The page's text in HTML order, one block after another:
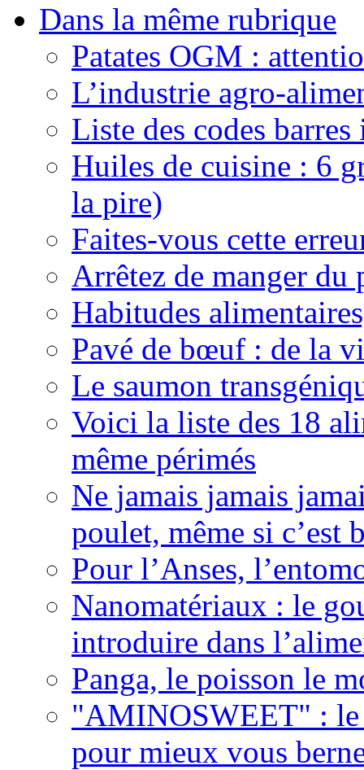
Dans la même rubrique
Patates OGM :
L’industrie agro-
Liste des codes
Huiles de cuisine : 6
la pire)
Faites-vous cette
Arrêtez de manger du
Habitudes
Pavé de bœuf : de la
Le saumon
Voici la liste des 18
même périmés
Ne jamais jamais
poulet, même si c’est
Pour l’Anses,
Nanomatériaux : le
introduire dans
Panga, le poisson le
"AMINOSWEET" : le
pour mieux vous